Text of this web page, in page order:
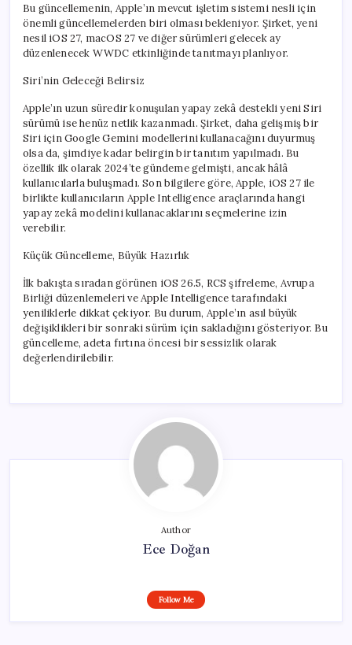
Bu güncellemenin, Apple’ın mevcut işletim sistemi nesli için
önemli güncellemelerden biri olması bekleniyor. Şirket, yeni
nesil iOS 27, macOS 27 ve diğer sürümleri gelecek ay
düzenlenecek WWDC etkinliğinde tanıtmayı planlıyor.
Siri’nin Geleceği Belirsiz
Apple’ın uzun süredir konuşulan yapay zekâ destekli yeni Siri
sürümü ise henüz netlik kazanmadı. Şirket, daha gelişmiş bir
Siri için Google Gemini modellerini kullanacağını duyurmuş
olsa da, şimdiye kadar belirgin bir tanıtım yapılmadı. Bu
özellik ilk olarak 2024’te gündeme gelmişti, ancak hâlâ
kullanıcılarla buluşmadı. Son bilgilere göre, Apple, iOS 27 ile
birlikte kullanıcıların Apple Intelligence araçlarında hangi
yapay zekâ modelini kullanacaklarını seçmelerine izin
verebilir.
Küçük Güncelleme, Büyük Hazırlık
İlk bakışta sıradan görünen iOS 26.5, RCS şifreleme, Avrupa
Birliği düzenlemeleri ve Apple Intelligence tarafındaki
yeniliklerle dikkat çekiyor. Bu durum, Apple’ın asıl büyük
değişiklikleri bir sonraki sürüm için sakladığını gösteriyor. Bu
güncelleme, adeta fırtına öncesi bir sessizlik olarak
değerlendirilebilir.
Author
Ece Doğan
Follow Me